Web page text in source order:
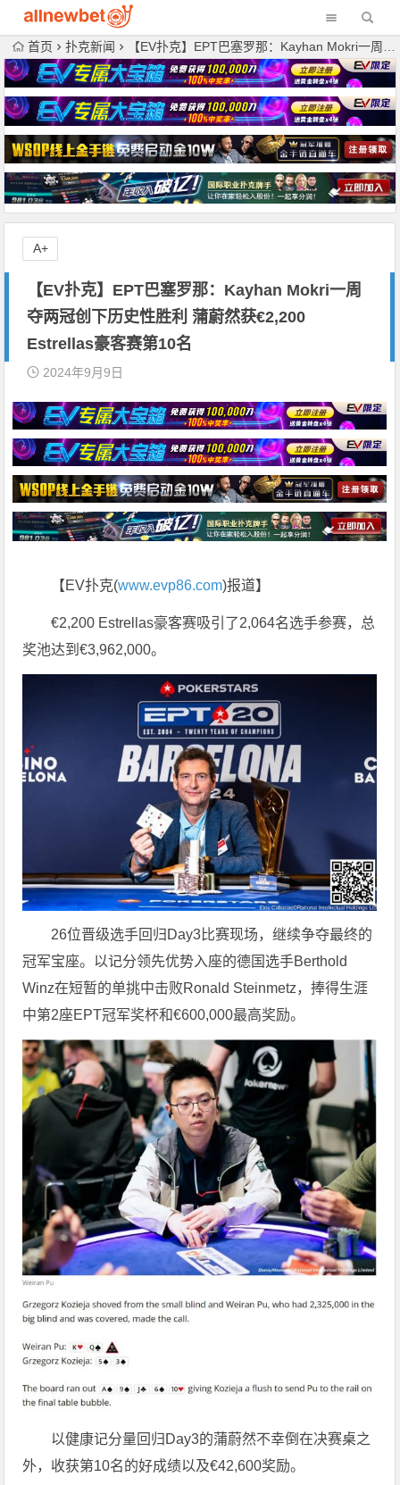
首页 扑克新闻 【EV扑克】EPT巴塞罗那：Kayhan Mokri一周夺两冠创下历史性胜利 蒲蔚然获€2,200 Estrellas豪客赛第10名
【EV扑克】EPT巴塞罗那：Kayhan Mokri一周
夺两冠创下历史性胜利 蒲蔚然获€2,200
Estrellas豪客赛第10名
2024年9月9日
【EV扑克(www.evp86.com)报道】
€2,200 Estrellas豪客赛吸引了2,064名选手参赛，总
奖池达到€3,962,000。
26位晋级选手回归Day3比赛现场，继续争夺最终的
冠军宝座。以记分领先优势入座的德国选手Berthold
Winz在短暂的单挑中击败Ronald Steinmetz，捧得生涯
中第2座EPT冠军奖杯和€600,000最高奖励。
以健康记分量回归Day3的蒲蔚然不幸倒在决赛桌之
外，收获第10名的好成绩以及€42,600奖励。
A+